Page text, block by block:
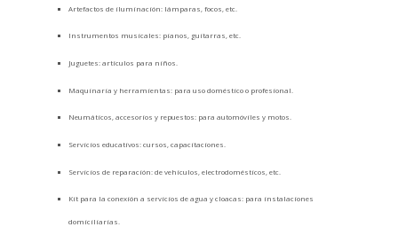
Artefactos de iluminación: lámparas, focos, etc.
Instrumentos musicales: pianos, guitarras, etc.
Juguetes: artículos para niños.
Maquinaria y herramientas: para uso doméstico o profesional.
Neumáticos, accesorios y repuestos: para automóviles y motos.
Servicios educativos: cursos, capacitaciones.
Servicios de reparación: de vehículos, electrodomésticos, etc.
Kit para la conexión a servicios de agua y cloacas: para instalaciones
domiciliarias.